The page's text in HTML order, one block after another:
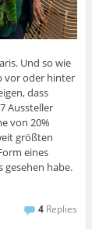
Und so wie
vor oder hinter
dass
Aussteller
von 20%
größten
eines
gesehen habe.
4 Replies